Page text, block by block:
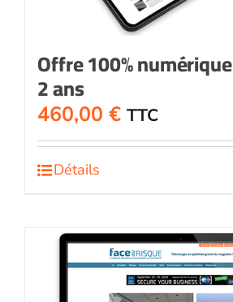
Offre 100% numérique
2 ans
460,00 € TTC
Détails